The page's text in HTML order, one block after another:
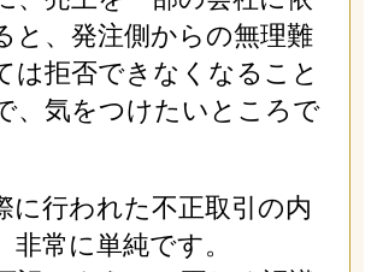
と、発注側からの無理難
は拒否できなくなること
、気をつけたいところで
に行われた不正取引の内
非常に単純です。